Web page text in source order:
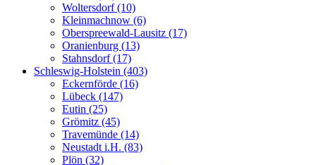
Woltersdorf (10)
Kleinmachnow (6)
Oberspreewald-Lausitz (17)
Oranienburg (13)
Stahnsdorf (17)
Schleswig-Holstein (403)
Eckernförde (16)
Lübeck (147)
Eutin (25)
Grömitz (45)
Travemünde (14)
Neustadt i.H. (83)
Plön (32)